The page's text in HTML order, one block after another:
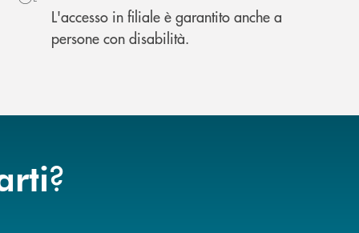
L'accesso in filiale è garantito anche a
persone con disabilità.
?